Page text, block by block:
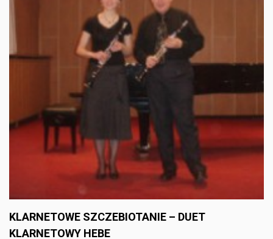
KLARNETOWE SZCZEBIOTANIE – DUET
KLARNETOWY HEBE